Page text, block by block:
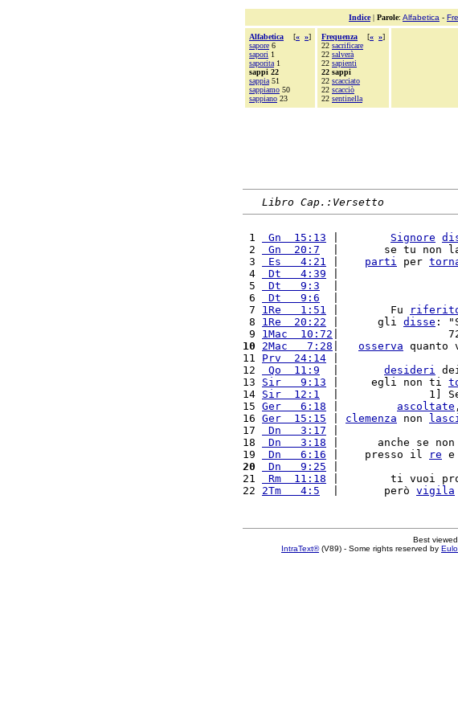
Indice| Parole: Alfabetica -
Alfabetica [« »]
sapore 6
sapori 1
saporita 1
sappi 22
sappia 51
sappiamo 50
sappiano 23
Frequenza [« »]
22 sacrificare
22 salverà
22 sapienti
22 sappi
22 scacciato
22 scacciò
22 sentinella
Libro Cap.:Versetto
1 Gn  15:13 Signore
2
Gn  20:7
|       se tu non
3
Es   4:21 parti per
4
Dt   4:39 |
5
Dt   9:3
|
6
Dt   9:6
|
7 1Re   1:51 |        Fu
8 1Re  20:22 |      gli disse :
9 1Mac  10:72 |
10
2Mac   7:28 osserva
11 Prv  24:14 |
12
Qo  11:9 desideri
13 Sir   9:13 |     egli non ti
14 Sir  12:1
|              1]
15 Ger   6:18 ascoltate
16 Ger  15:15 clemenza non
17
Dn   3:17 |
18
Dn   3:18 |      anche se
19
Dn   6:16 |    presso il re
20
Dn   9:25 |
21
Rm  11:18 |        ti vuoi
22 2Tm   4:5
  |       però
vigila
Best
IntraText®(V89) - Some rights reserved by